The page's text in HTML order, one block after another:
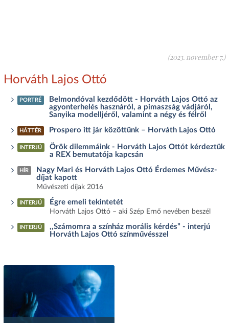
(2023. november 7.)
Horváth Lajos Ottó
PORTRÉ
Belmondóval kezdődött - Horváth Lajos Ottó az
agyonterhelés hasznáról, a pimaszság vádjáról,
Sanyika modelljéről, valamint a négy és félről
HÁTTÉR Prospero itt jár közöttünk – Horváth Lajos Ottó
INTERJÚ
Örök dilemmáink - Horváth Lajos Ottót kérdeztük
a REX bemutatója kapcsán
HÍR
Nagy Mari és Horváth Lajos Ottó Érdemes Művész-
díjat kapott
Művészeti díjak 2016
INTERJÚ Égre emeli tekintetét
Horváth Lajos Ottó – aki Szép Ernő nevében beszél
INTERJÚ
,,Számomra a színház morális kérdés” - interjú
Horváth Lajos Ottó színművésszel